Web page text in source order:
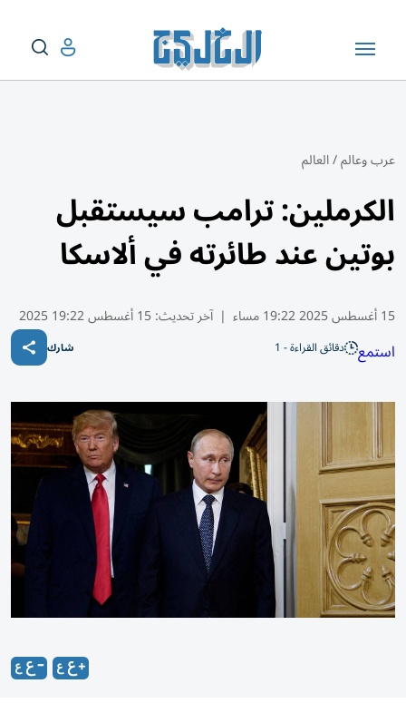
عرب وعالم/العالم
الكرملين: ترامب سيستقبل
بوتين عند طائرته في ألاسكا
15 أغسطس 2025 19:22 مساء | آخر تحديث:15 أغسطس 19:22 2025
استمع دقائق القراءة - 1 شارك